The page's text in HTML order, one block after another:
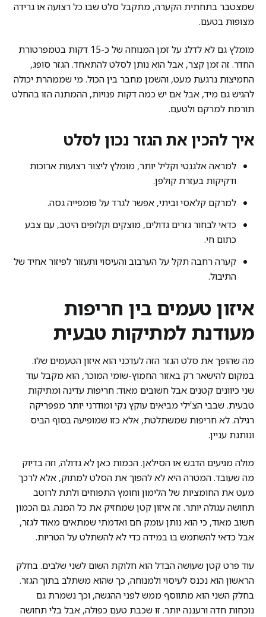
שמצטבר בתחתית הקערה, מתקבל סלט שבו כל רצועה או גרידה
מצופות בטעם.
מומלץ גם לא לדלג על זמן המנוחה של כ-15 דקות בטמפרטורת
החדר. זה זמן קצר, אבל הוא נותן לסלט להתאחד. הגזר סופג,
החמיצות נרגעת מעט, והשמן מחבר בין הכול. מי שממהרת יכולה
להגיש גם מיד, אבל אם יש כמה דקות פנויות, ההמתנה הזו בהחלט
תורמת למרקם ולטעם.
איך להכין את הגזר נכון לסלט
למראה אלגנטי וקליל יותר, מומלץ ליצור רצועות ארוכות
ודקיקות בעזרת קולפן.
למרקם קלאסי וביתי, אפשר לגרד על פומפייה גסה.
כדאי לבחור גזרים גדולים, מוצקים וקלופים היטב, עם צבע
כתום חי.
קערה רחבה תקל על הערבוב והעיסוי ותעזור לפיזור אחיד של
התיבול.
איזון טעמים בין חריפות
מעודנת למתיקות טבעית
מה שהופך את סלט הגזר הזה לעדכני הוא איזון הטעמים שלו.
במקום להישאר רק באזור החמוץ-שומי המוכר, הוא מקבל עוד
שני כיוונים קטנים אבל חשובים מאוד: חריפות עדינה ומתיקות
טבעית. שבבי הצ’ילי מביאים עוקץ נקי ומודרני יותר מפפריקה
רגילה. לא חריפות שמשתלטת, אלא כזו שמופיעה בסוף הביס
ונותנת עניין.
מולה מגיעים הדבש או הסילאן. הכמות כאן לא גדולה, וזה בדיוק
מה שעובד. המטרה היא לא להפוך את הסלט למתוק, אלא לרכך
מעט את החומציות של הלימון וחומץ התפוחים ולתת לרוטב
תחושה עגולה יותר. זה איזון קטן שמחזיק את כל המנה. גם הכמון
חשוב מאוד, כי הוא נותן עומק חם ואדמתי שמתאים מאוד לגזר,
אבל כדאי להשתמש בו במידה כדי לא להשתלט על הטריות.
עוד פרט קטן שעושה הבדל הוא חלוקת השום לשני שלבים. בחלק
הראשון הוא נכנס לעיסוי ולמנוחה, כך שהוא משתלב בתוך הגזר.
בחלק השני הוא מתווסף ממש לפני ההגשה, וכך נשמרת גם
נוכחות חדה ורעננה יותר. זו שכבת טעם כפולה, אבל בלי תחושה